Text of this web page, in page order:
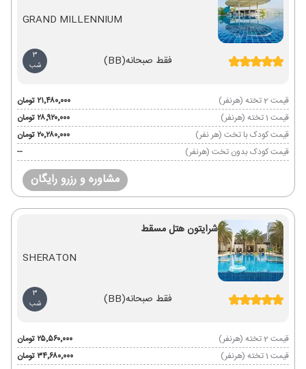
GRAND MILLENNIUM
فقط صبحانه(BB)
3
شب
قیمت 2 تخته (هرنفر)
۲۱٬۴۸۰٬۰۰۰ تومان
قیمت 1 تخته (هرنفر)
۲۸٬۹۲۰٬۰۰۰ تومان
قیمت کودک با تخت (هر نفر)
۲۰٬۲۸۰٬۰۰۰ تومان
قیمت کودک بدون تخت (هرنفر)
--
مشاوره و رزرو رایگان
شرایتون هتل مسقط
SHERATON
فقط صبحانه(BB)
3
شب
قیمت 2 تخته (هرنفر)
۲۵٬۵۶۰٬۰۰۰ تومان
قیمت 1 تخته (هرنفر)
۳۴٬۶۸۰٬۰۰۰ تومان